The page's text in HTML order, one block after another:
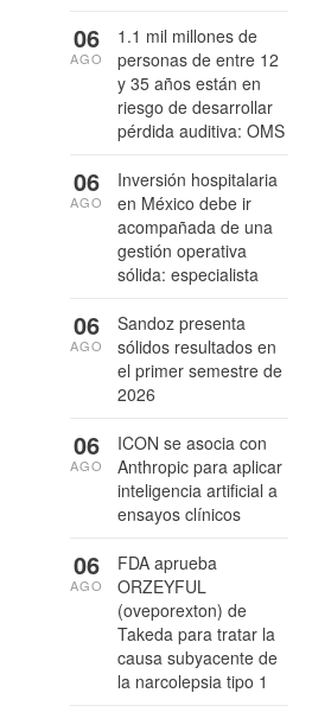
1.1 mil millones de
personas de entre 12
y 35 años están en
riesgo de desarrollar
pérdida auditiva: OMS
06
AGO
Inversión hospitalaria
en México debe ir
acompañada de una
gestión operativa
sólida: especialista
06
AGO
Sandoz presenta
sólidos resultados en
el primer semestre de
2026
06
AGO
ICON se asocia con
Anthropic para aplicar
inteligencia artificial a
ensayos clínicos
06
AGO
FDA aprueba
ORZEYFUL
(oveporexton) de
Takeda para tratar la
causa subyacente de
la narcolepsia tipo 1
06
AGO